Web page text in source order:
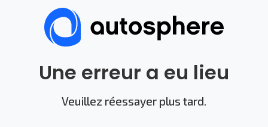
Une erreur a eu lieu
Veuillez réessayer plus tard.